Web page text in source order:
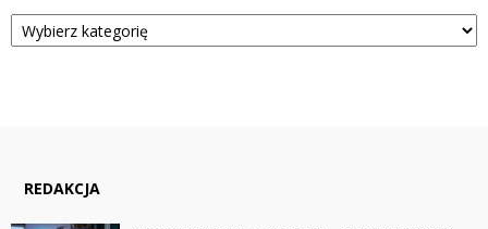
Kategorie
REDAKCJA